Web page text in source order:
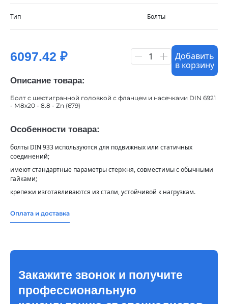
Тип Болты
6097.42 ₽ 1
Добавить
в корзину
Описание товара:
Болт с шестигранной головкой с фланцем и насечками DIN 6921
- М8х20 - 8.8 - Zn (679)
Особенности товара:
болты DIN 933 используются для подвижных или статичных
соединений;
имеют стандартные параметры стержня, совместимы с обычными
гайками;
крепежи изготавливаются из стали, устойчивой к нагрузкам.
Оплата и доставка
Закажите звонок и получите
профессиональную